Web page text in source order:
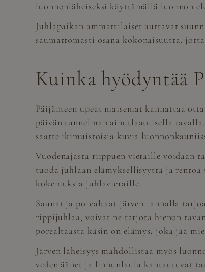
luonnonläheiseksi käyttämällä luonnon
Juhlapaikan ammattilaiset auttavat
saumattomasti osana kokonaisuutta,
Kuinka hyödyntää
Päijänteen upeat maisemat kannattaa
päivän tunnelman ainutlaatuisella
saatte ikimuistoisia kuvia
Vuodenajasta riippuen vieraille voidaan
tuoda juhlaan elämyksellisyyttä ja
kokemuksia juhlavieraille.
Saunat ja porealtaat järven rannalla
rippijuhlaa, voivat ne tarjota hienon
porealtaasta käsin on elämys, joka jää
Järven läheisyys mahdollistaa myös
veden äänet ja linnunlaulu kantautuvat